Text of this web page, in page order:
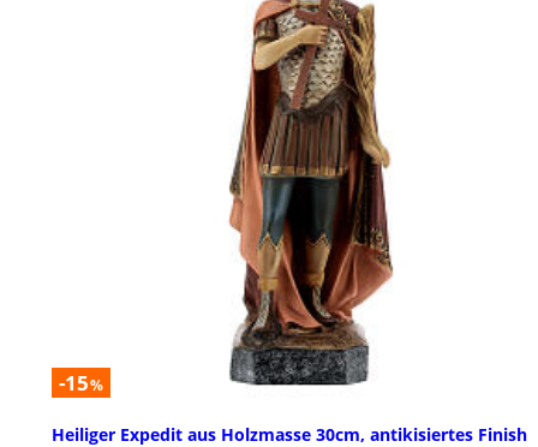
-15%
Heiliger Expedit aus Holzmasse 30cm, antikisiertes Finish